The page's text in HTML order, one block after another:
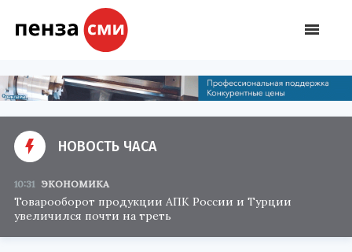
НОВОСТЬ ЧАСА
10:31 ЭКОНОМИКА
Товарооборот продукции АПК России и Турции
увеличился почти на треть